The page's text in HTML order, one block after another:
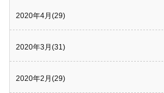
2020年4月(29)
2020年3月(31)
2020年2月(29)